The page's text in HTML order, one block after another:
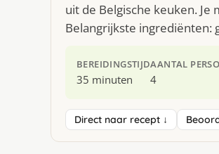
uit de Belgische keuken.
Belangrijkste ingrediënten:
BEREIDINGSTIJD
35 minuten
AANTAL
4
Direct naar recept ↓